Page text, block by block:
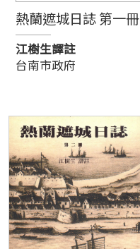
熱蘭遮城日誌 第一冊
江樹生譯註
台南市政府